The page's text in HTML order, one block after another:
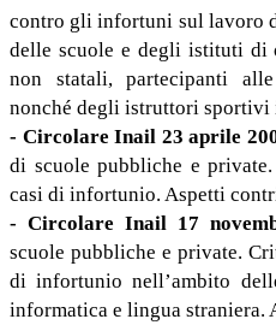
contro gli infortuni sul lavoro
delle scuole e degli istituti di
non statali, partecipanti
nonché degli istruttori sportivi
- Circolare Inail 23 aprile
di scuole pubbliche e
casi di infortunio. Aspetti
- Circolare Inail 17
scuole pubbliche e private.
di infortunio nell’ambito
informatica e lingua straniera.